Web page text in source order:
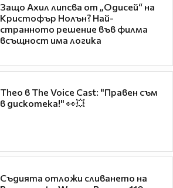
Защо Ахил липсва от „Одисей“ на
Кристофър Нолън? Най-
странното решение във филма
всъщност има логика
Theo в The Voice Cast: "Правен съм
в дискотека!" 👀💥
Съдията отложи сливането на